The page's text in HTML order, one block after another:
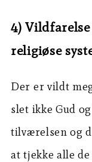
4)
religiøse
Der er vildt
slet ikke Gud
tilværelsen og
at tjekke alle